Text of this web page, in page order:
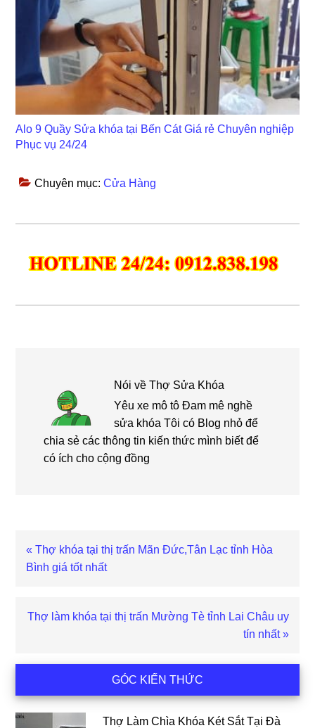
Alo 9 Quầy Sửa khóa tại Bến Cát Giá rẻ Chuyên nghiệp
Phục vụ 24/24
Chuyên mục:Cửa Hàng
Nói vềThợ Sửa Khóa
Yêu xe mô tô Đam mê nghề
sửa khóa Tôi có Blog nhỏ để
chia sẻ các thông tin kiến thức mình biết để
có ích cho cộng đồng
Bài
viết
« Thợ khóa tại thị trấn Mãn Đức,Tân Lạc tỉnh Hòa
Bình giá tốt nhất
Bài
Thợ làm khóa tại thị trấn Mường Tè tỉnh Lai Châu uy
tín nhất »
chính
GÓC KIẾN THỨC
Thợ Làm Chìa Khóa Két Sắt Tại Đà